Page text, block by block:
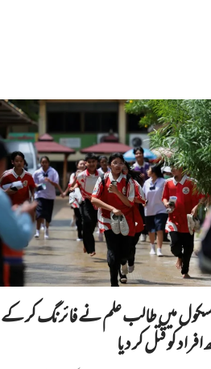
سکول میں طالب علم نے فائرنگ کر
کو قتل کر دیا